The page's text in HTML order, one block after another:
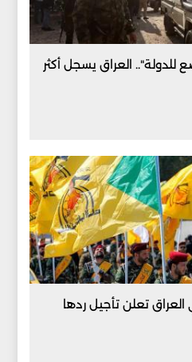
العراق يسجل أكثر
تعلن تأجيل ردها